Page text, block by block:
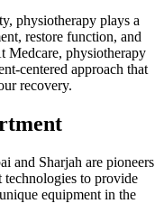
physiotherapy plays a
restore function, and
Medcare, physiotherapy
centered approach that
recovery.
and Sharjah are pioneers
to provide
equipment in the